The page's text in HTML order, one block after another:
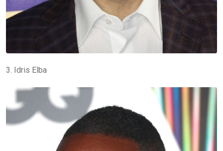
3. Idris Elba